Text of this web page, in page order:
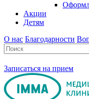
Акции
Детям
О нас Благодарности
Записаться на прием